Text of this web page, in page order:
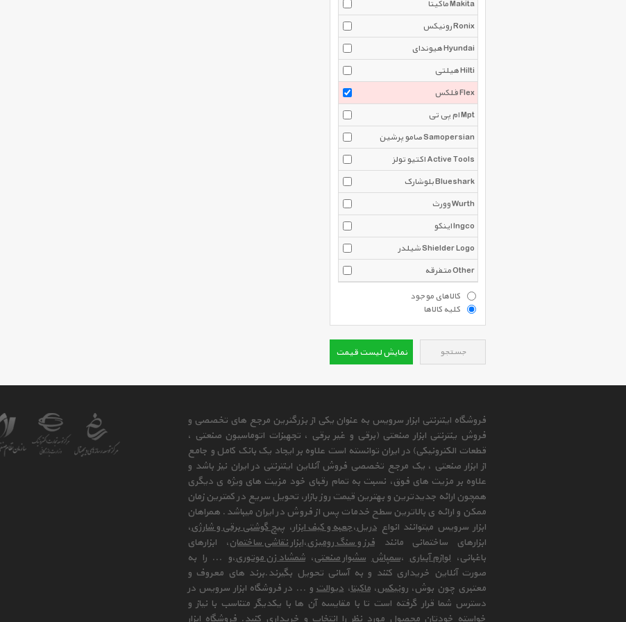
ماکیتا Makita
رونیکس Ronix
هیوندای Hyundai
هیلتی Hilti
فلکس Flex
ام پی تی Mpt
صامو پرشین Samopersian
اکتیو تولز Active Tools
بلوشارک Blueshark
وورث Wurth
اینکو Ingco
شیلدر Shielder Logo
متفرقه Other
کالاهای موجود
کلیه کالاها
جستجو نمایش لیست قیمت
فروشگاه اینترنتی ابزار سرویس به عنوان یکی از بزرگترین مرجع های تخصصی و
فروش ینترنتی ابزار صنعتی (برقی و غیر برقی ، تجهیزات اتوماسیون صنعتی ،
قطعات الکترونیکی) در ایران توانسته است علاوه بر ایجاد یک بانک کامل و جامع
از ابزار صنعتی ، یک مرجع تخصصی فروش آنلاین اینترنتی در ایران نیز باشد و
علاوه بر مزیت های فوق، نسبت به تمام رقبای خود مزیت های ویژه ی دیگری
همچون ارائه جدیدترین و بهترین قیمت روز بازار، تحویل سریع در کمترین زمان
ممکن و ارائه ی بالاترین سطح خدمات پس از فروش در ایران میباشد. همراهان
ابزار سرویس میتوانند انواعدریل،جعبه و کیف ابزار، پیچ گوشتی برقی و شارژی،
ابزارهای ساختمانی مانندفرز و سنگ رومیزی،ابزار نقاشی ساختمان، ابزارهای
باغبانی،لوازم آبیاری،سمپاش سشوار صنعتی،شمشاد زن موتوری،و ... را به
صورت آنلاین خریداری کنند و به آسانی تحویل بگیرند.برند های معروف و
معتبری چون بوش، رونیکس،ماکیتا، دیوالتو ... در فروشگاه ابزار سرویس در
دسترس شما قرار گرفته است تا با مقایسه آن ها با یکدیگر متناسب با نیاز و
خواسته خودتان محصول مورد نظر را انتخاب و خریداری کنید. فروشگاه ابزار